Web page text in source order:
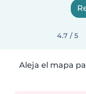
4.7 / 5
Aleja el mapa